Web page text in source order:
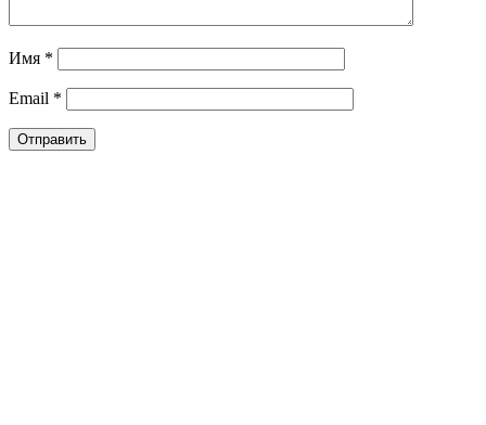
Имя *
Email *